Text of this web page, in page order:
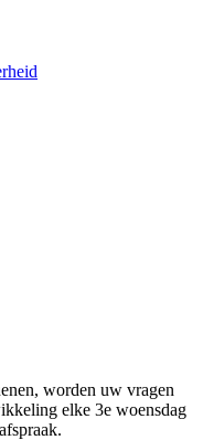
worden uw vragen
elke 3e woensdag